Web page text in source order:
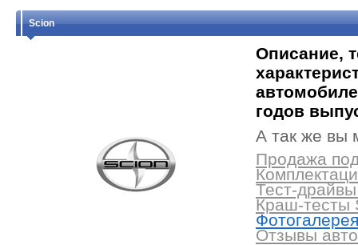
Scion
Описание,
годов
А так же вы
Продажа
Тест-
Краш-тесты
Отзывы